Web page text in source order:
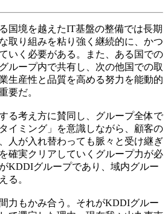
国境を越えたIT基盤の整備では長期
取り組みを粘り強く継続的に、かつ
いく必要がある。また、ある国での
ループ内で共有し、次の他国での取
生産性と品質を高める努力を能動的
要だ。
る考え方に賛同し、グループ全体で
イミング」を意識しながら、顧客の
人が入れ替わっても脈々と受け継ぎ
確実クリアしていくグループ力が必
KDDIグループであり、域内グルー
る。
力もかみ合う。それがKDDIグルー